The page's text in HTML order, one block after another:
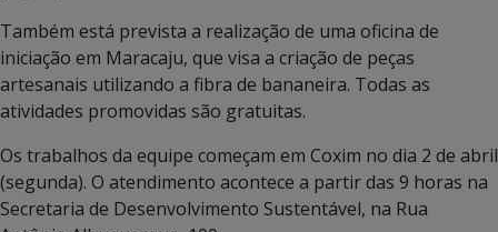
Também está prevista a realização de uma oficina de
iniciação em Maracaju, que visa a criação de peças
artesanais utilizando a fibra de bananeira. Todas as
atividades promovidas são gratuitas.
Os trabalhos da equipe começam em Coxim no dia 2 de abril
(segunda). O atendimento acontece a partir das 9 horas na
Secretaria de Desenvolvimento Sustentável, na Rua